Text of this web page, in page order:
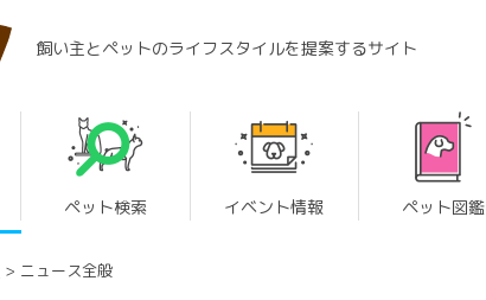
飼い主とペットのライフスタイルを提案するサイト
ペット検索 イベント情報 ペット図鑑
ニュース全般